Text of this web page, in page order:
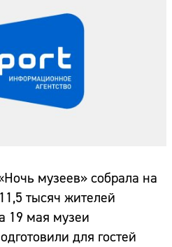
музеев» собрала на
тысяч жителей
19 мая музеи
для гостей